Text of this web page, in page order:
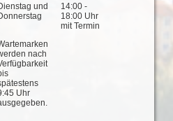
und
14:00 -
18:00 Uhr
mit Termin
nach
Uhr